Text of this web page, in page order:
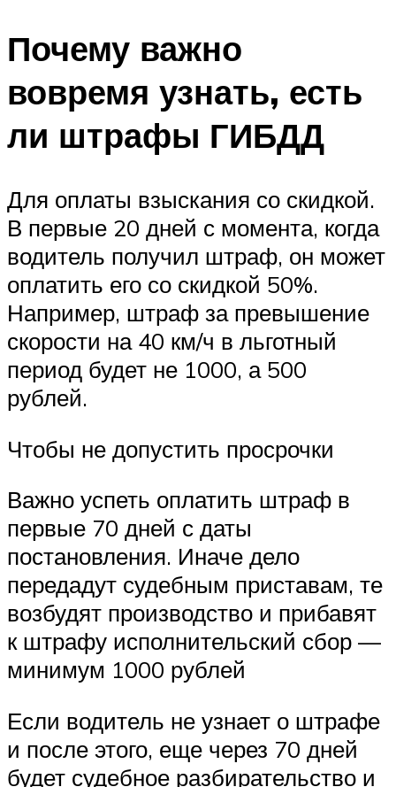
Почему важно
вовремя узнать, есть
ли штрафы ГИБДД
Для оплаты взыскания со скидкой.
В первые 20 дней с момента, когда
водитель получил штраф, он может
оплатить его со скидкой 50%.
Например, штраф за превышение
скорости на 40 км/ч в льготный
период будет не 1000, а 500
рублей.
Чтобы не допустить просрочки
Важно успеть оплатить штраф в
первые 70 дней с даты
постановления. Иначе дело
передадут судебным приставам, те
возбудят производство и прибавят
к штрафу исполнительский сбор —
минимум 1000 рублей
Если водитель не узнает о штрафе
и после этого, еще через 70 дней
будет судебное разбирательство и